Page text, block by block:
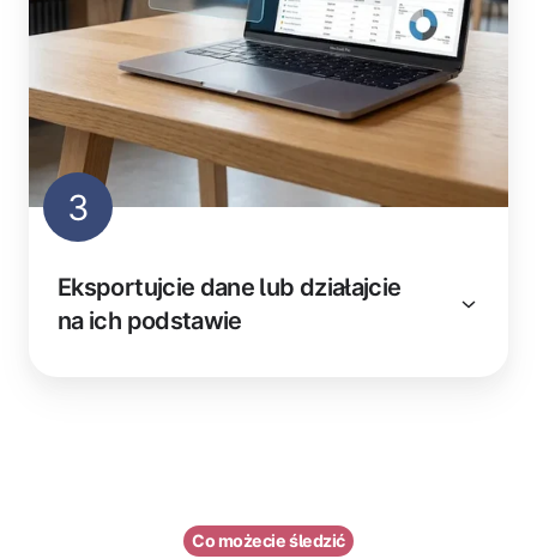
3
Eksportujcie dane lub działajcie
na ich podstawie
Co możecie śledzić